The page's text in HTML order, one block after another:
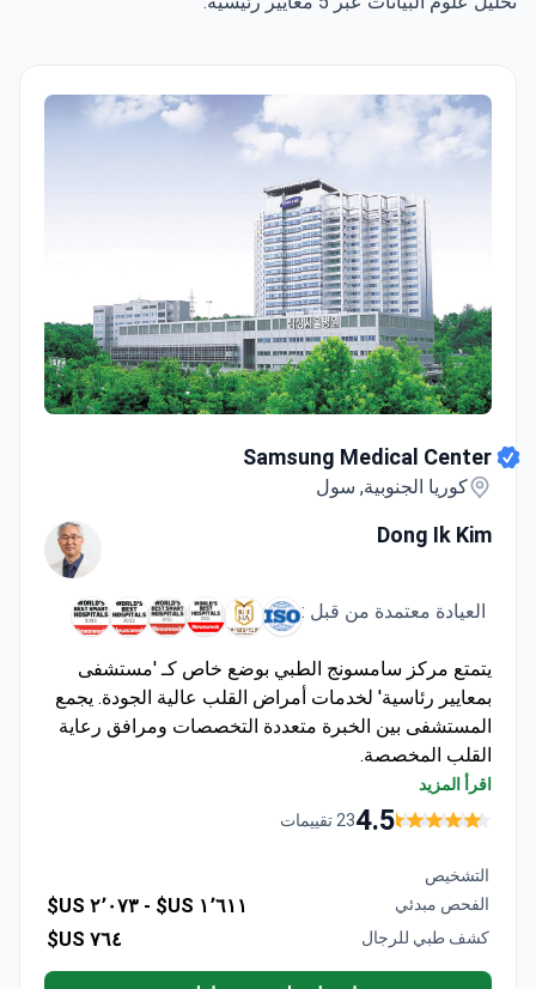
Samsung Medical Center
كوريا الجنوبية, سول
Dong Ik Kim
العيادة معتمدة من قبل :
يتمتع مركز سامسونج الطبي بوضع خاص كـ 'مستشفى
بمعايير رئاسية' لخدمات أمراض القلب عالية الجودة. يجمع
المستشفى بين الخبرة متعددة التخصصات ومرافق رعاية
القلب المخصصة.
قدرات تشخيصية وعلاجية شاملة داخل مؤسسة معتمدة
من JCI
متكاملة
معترف به لجودة الخدمة المتميزة من خلال جوائز
متعددة
اقرأ المزيد
4.523 تقييمات
التشخيص
الفحص مبدئي
١٬٦١١ US$ - ٢٬٠٧٣ US$
كشف طبي للرجال ٧٦٤ US$